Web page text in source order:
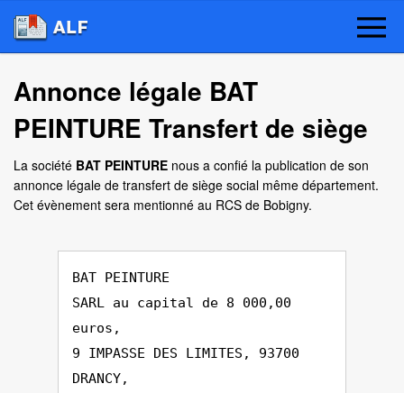
Annonce légale BAT
PEINTURE Transfert de siège
La société BAT PEINTURE nous a confié la publication de son
annonce légale de transfert de siège social même département.
Cet évènement sera mentionné au RCS de Bobigny.
BAT PEINTURE
SARL au capital de 8 000,00
euros,
9 IMPASSE DES LIMITES, 93700
DRANCY,